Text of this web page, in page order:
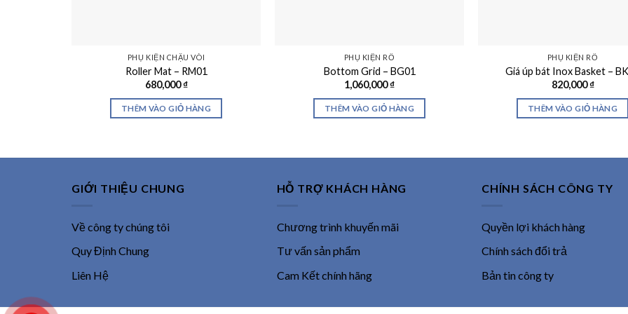
PHỤ KIỆN CHẬU VÒI
Roller Mat – RM01
680,000₫
THÊM VÀO GIỎ HÀNG
PHỤ KIỆN RỔ
Bottom Grid – BG01
1,060,000₫
THÊM VÀO GIỎ HÀNG
PHỤ KIỆN RỔ
Giá úp bát Inox Basket –
820,000₫
THÊM VÀO GIỎ HÀNG
GIỚI THIỆU CHUNG
Về công ty chúng tôi
Quy Định Chung
Liên Hệ
HỖ TRỢ KHÁCH HÀNG
Chương trình khuyến mãi
Tư vấn sản phẩm
Cam Kết chính hãng
CHÍNH SÁCH CÔNG TY
Quyền lợi khách hàng
Chính sách đổi trả
Bản tin công ty